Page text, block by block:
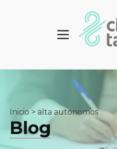
Inicio> alta autonomos
Blog